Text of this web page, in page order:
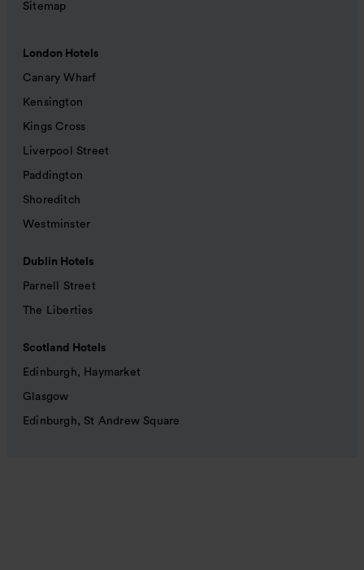
Sitemap
London Hotels
Canary Wharf
Kensington
Kings Cross
Liverpool Street
Paddington
Shoreditch
Westminster
Dublin Hotels
Parnell Street
The Liberties
Scotland Hotels
Edinburgh, Haymarket
Glasgow
Edinburgh, St Andrew Square